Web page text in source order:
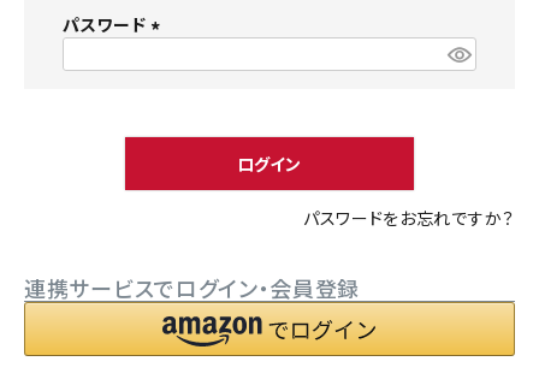
ようこそ ゲスト 様
person 新規会員登録
パスワード
)
ログイン
パスワードをお忘れですか？
連携サービスでログイン・会員登録